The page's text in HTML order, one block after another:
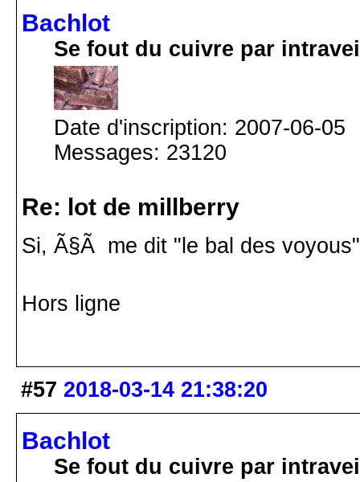
Bachlot
Se fout du cuivre par
Date d'inscription: 2007-06-05
Messages: 23120
Re: lot de millberry
Si, Ã§Ã me dit "le bal des
Hors ligne
#57 2018-03-14 21:38:20
Bachlot
Se fout du cuivre par